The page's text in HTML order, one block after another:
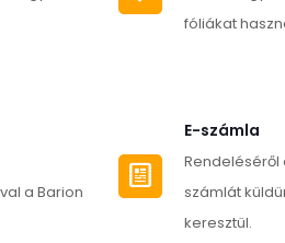
fóliákat
a Barion
E-számla
számlát
keresztül.